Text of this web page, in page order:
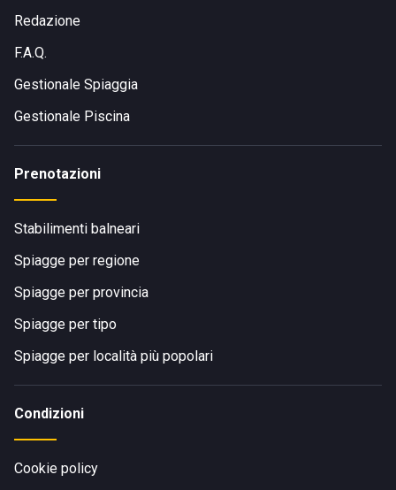
Redazione
F.A.Q.
Gestionale Spiaggia
Gestionale Piscina
Prenotazioni
Stabilimenti balneari
Spiagge per regione
Spiagge per provincia
Spiagge per tipo
Spiagge per località più popolari
Condizioni
Cookie policy